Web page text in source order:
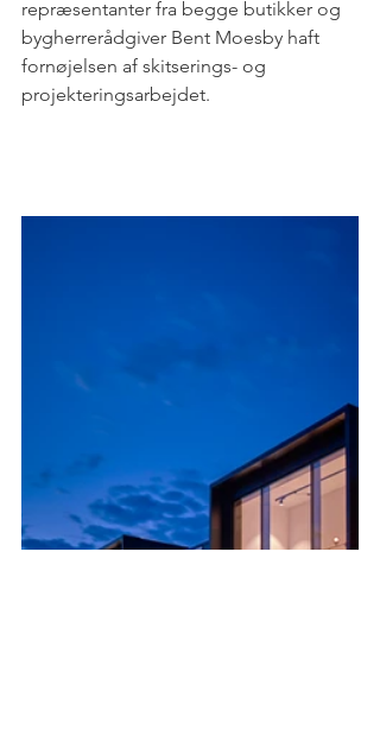
repræsentanter fra begge butikker og
bygherrerådgiver Bent Moesby haft
fornøjelsen af skitserings- og
projekteringsarbejdet.